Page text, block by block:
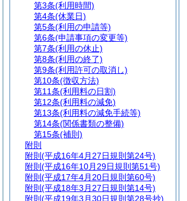
第3条(利用時間)
第4条(休業日)
第5条(利用の申請等)
第6条(申請事項の変更等)
第7条(利用の休止)
第8条(利用の終了)
第9条(利用許可の取消し)
第10条(徴収方法)
第11条(利用料の日割)
第12条(利用料の減免)
第13条(利用料の減免手続等)
第14条(関係書類の整備)
第15条(補則)
附則
附則 (平成16年4月27日規則第24号)
附則 (平成16年10月29日規則第51号)
附則 (平成17年4月20日規則第60号)
附則 (平成18年3月27日規則第14号)
附則 (平成19年3月30日規則第28号抄)